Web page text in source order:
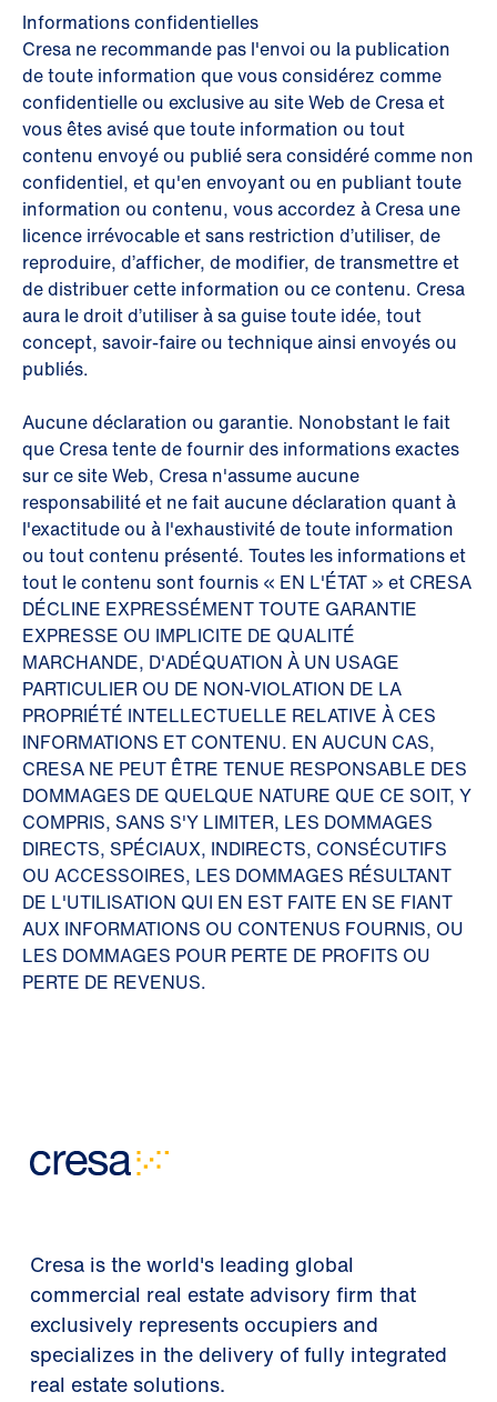
Informations confidentielles
Cresa ne recommande pas l'envoi ou la publication
de toute information que vous considérez comme
confidentielle ou exclusive au site Web de Cresa et
vous êtes avisé que toute information ou tout
contenu envoyé ou publié sera considéré comme non
confidentiel, et qu'en envoyant ou en publiant toute
information ou contenu, vous accordez à Cresa une
licence irrévocable et sans restriction d’utiliser, de
reproduire, d’afficher, de modifier, de transmettre et
de distribuer cette information ou ce contenu. Cresa
aura le droit d’utiliser à sa guise toute idée, tout
concept, savoir-faire ou technique ainsi envoyés ou
publiés.
Aucune déclaration ou garantie. Nonobstant le fait
que Cresa tente de fournir des informations exactes
sur ce site Web, Cresa n'assume aucune
responsabilité et ne fait aucune déclaration quant à
l'exactitude ou à l'exhaustivité de toute information
ou tout contenu présenté. Toutes les informations et
tout le contenu sont fournis « EN L'ÉTAT » et CRESA
DÉCLINE EXPRESSÉMENT TOUTE GARANTIE
EXPRESSE OU IMPLICITE DE QUALITÉ
MARCHANDE, D'ADÉQUATION À UN USAGE
PARTICULIER OU DE NON-VIOLATION DE LA
PROPRIÉTÉ INTELLECTUELLE RELATIVE À CES
INFORMATIONS ET CONTENU. EN AUCUN CAS,
CRESA NE PEUT ÊTRE TENUE RESPONSABLE DES
DOMMAGES DE QUELQUE NATURE QUE CE SOIT, Y
COMPRIS, SANS S'Y LIMITER, LES DOMMAGES
DIRECTS, SPÉCIAUX, INDIRECTS, CONSÉCUTIFS
OU ACCESSOIRES, LES DOMMAGES RÉSULTANT
DE L'UTILISATION QUI EN EST FAITE EN SE FIANT
AUX INFORMATIONS OU CONTENUS FOURNIS, OU
LES DOMMAGES POUR PERTE DE PROFITS OU
PERTE DE REVENUS.
Cresa is the world's leading global
commercial real estate advisory firm that
exclusively represents occupiers and
specializes in the delivery of fully integrated
real estate solutions.